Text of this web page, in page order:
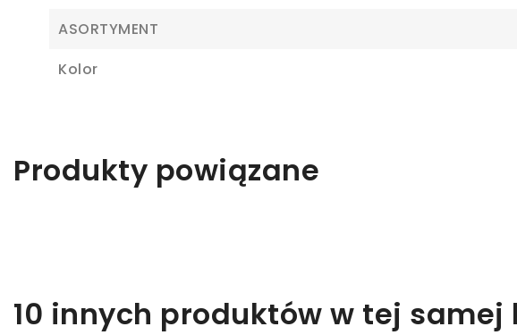
ASORTYMENT
Kolor
Produkty powiązane
10 innych produktów w tej